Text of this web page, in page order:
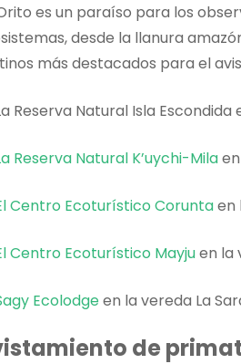
es un paraíso para los
desde la llanura
más destacados para el
Reserva Natural Isla Escondida
Reserva Natural K’uychi-Mila
Centro Ecoturístico Coruntaen
Centro Ecoturístico Mayjuen la
Ecolodgeen la vereda La
de